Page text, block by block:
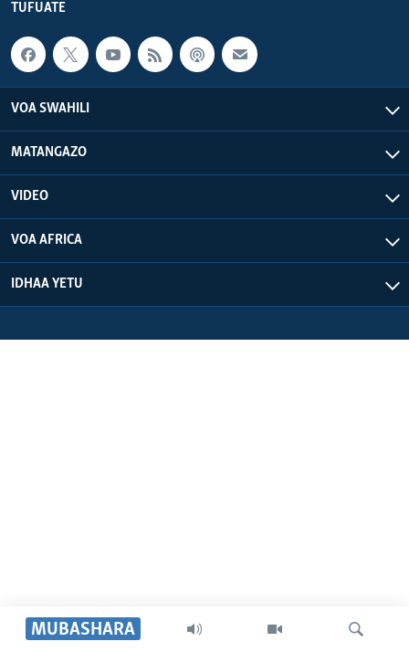
MUBASHARA
TUFUATE
VOA SWAHILI
MATANGAZO
VIDEO
VOA AFRICA
IDHAA YETU